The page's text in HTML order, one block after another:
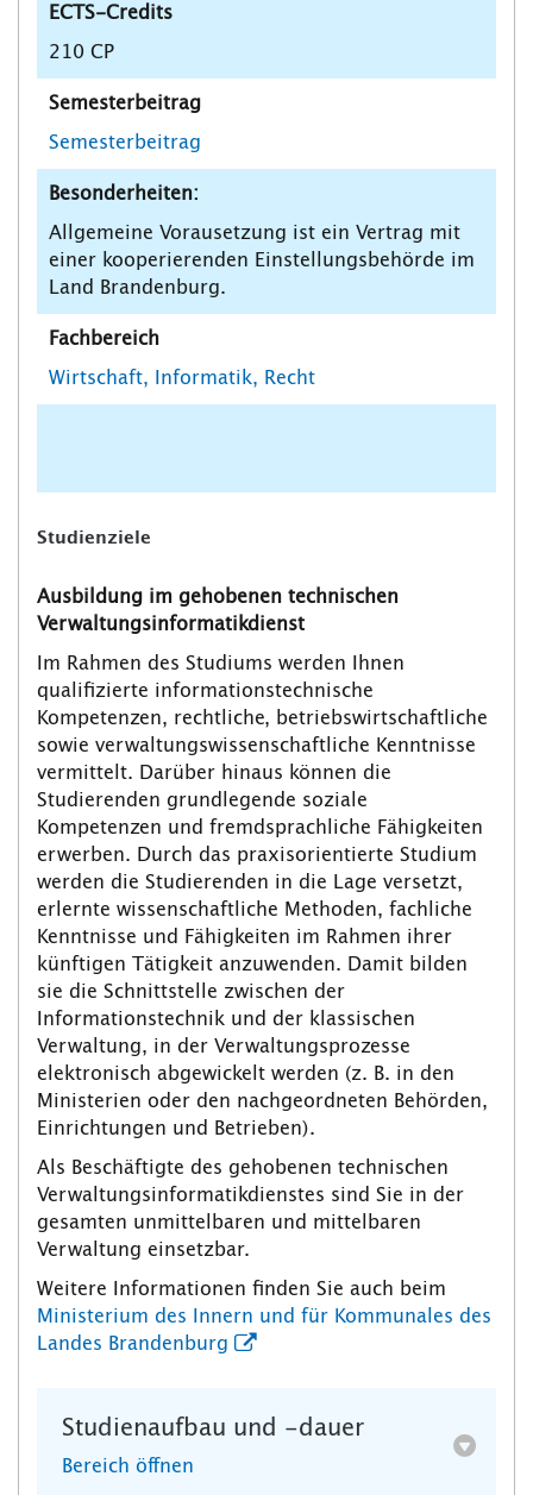
ECTS-Credits
210 CP
Semesterbeitrag
Semesterbeitrag
Besonderheiten:
Allgemeine Vorausetzung ist ein Vertrag mit
einer kooperierenden Einstellungsbehörde im
Land Brandenburg.
Fachbereich
Wirtschaft, Informatik, Recht
Studienziele
Ausbildung im gehobenen technischen
Verwaltungsinformatikdienst
Im Rahmen des Studiums werden Ihnen
qualifizierte informationstechnische
Kompetenzen, rechtliche, betriebswirtschaftliche
sowie verwaltungswissenschaftliche Kenntnisse
vermittelt. Darüber hinaus können die
Studierenden grundlegende soziale
Kompetenzen und fremdsprachliche Fähigkeiten
erwerben. Durch das praxisorientierte Studium
werden die Studierenden in die Lage versetzt,
erlernte wissenschaftliche Methoden, fachliche
Kenntnisse und Fähigkeiten im Rahmen ihrer
künftigen Tätigkeit anzuwenden. Damit bilden
sie die Schnittstelle zwischen der
Informationstechnik und der klassischen
Verwaltung, in der Verwaltungsprozesse
elektronisch abgewickelt werden (z. B. in den
Ministerien oder den nachgeordneten Behörden,
Einrichtungen und Betrieben).
Als Beschäftigte des gehobenen technischen
Verwaltungsinformatikdienstes sind Sie in der
gesamten unmittelbaren und mittelbaren
Verwaltung einsetzbar.
Weitere Informationen finden Sie auch beim
Ministerium des Innern und für Kommunales des
Landes Brandenburg
Studienaufbau und -dauer
Bereich öffnen